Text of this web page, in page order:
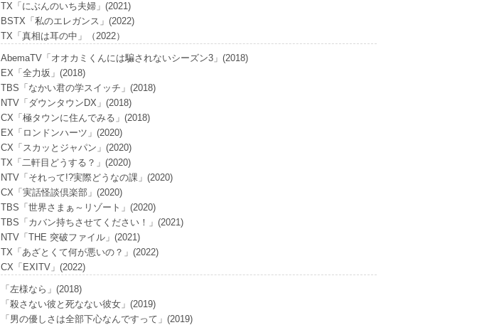
TX「にぶんのいち夫婦」(2021)
BSTX「私のエレガンス」(2022)
TX「真相は耳の中」（2022）
AbemaTV「オオカミくんには騙されないシーズン3」(2018)
EX「全力坂」(2018)
TBS「なかい君の学スイッチ」(2018)
NTV「ダウンタウンDX」(2018)
CX「極タウンに住んでみる」(2018)
EX「ロンドンハーツ」(2020)
CX「スカッとジャパン」(2020)
TX「二軒目どうする？」(2020)
NTV「それって!?実際どうなの課」(2020)
CX「実話怪談倶楽部」(2020)
TBS「世界さまぁ～リゾート」(2020)
TBS「カバン持ちさせてください！」(2021)
NTV「THE 突破ファイル」(2021)
TX「あざとくて何が悪いの？」(2022)
CX「EXITV」(2022)
「左様なら」(2018)
「殺さない彼と死なない彼女」(2019)
「男の優しさは全部下心なんですって」(2019)